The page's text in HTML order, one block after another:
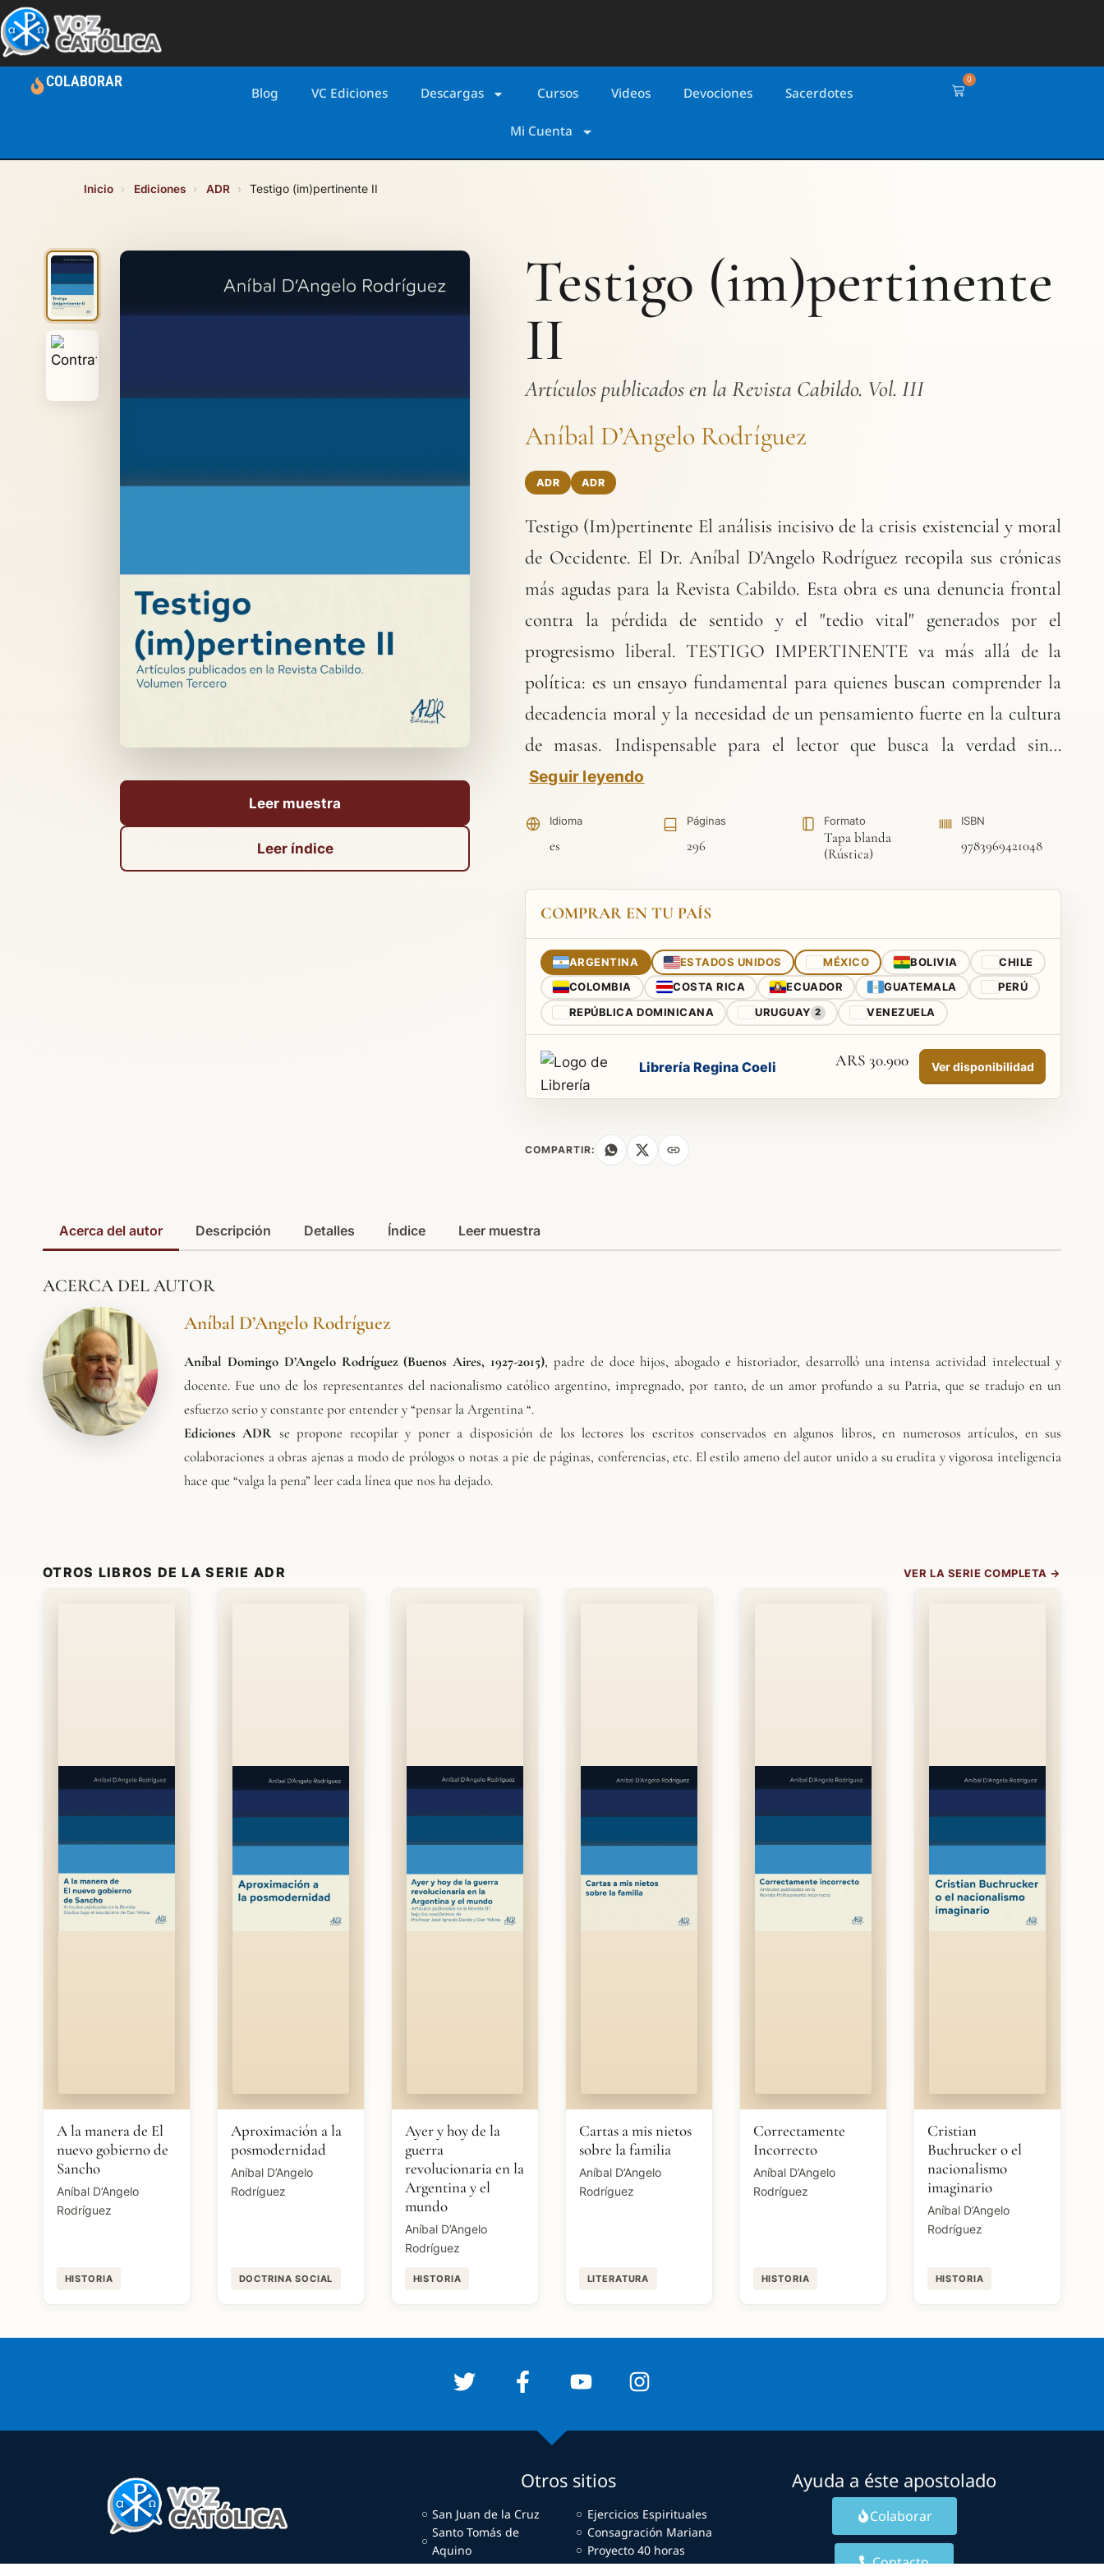
COLABORAR
Blog VC Ediciones Descargas Cursos Videos Devociones Sacerdotes
Mi Cuenta
0
Inicio › Ediciones › ADR › Testigo (im)pertinente II
Leer muestra
Leer índice
Testigo (im)pertinente
II
Artículos publicados en la Revista Cabildo. Vol. III
Aníbal D’Angelo Rodríguez
ADR ADR
Testigo (Im)pertinente El análisis incisivo de la crisis existencial y moral
de Occidente. El Dr. Aníbal D'Angelo Rodríguez recopila sus crónicas
más agudas para la Revista Cabildo. Esta obra es una denuncia frontal
contra la pérdida de sentido y el "tedio vital" generados por el
progresismo liberal. TESTIGO IMPERTINENTE va más allá de la
política: es un ensayo fundamental para quienes buscan comprender la
decadencia moral y la necesidad de un pensamiento fuerte en la cultura
de masas. Indispensable para el lector que busca la verdad sin…
Seguir leyendo
Idioma
es
Páginas
296
Formato
Tapa blanda
(Rústica)
ISBN
9783969421048
COMPRAR EN TU PAÍS
ARGENTINA ESTADOS UNIDOS MÉXICO BOLIVIA CHILE
COLOMBIA COSTA RICA ECUADOR GUATEMALA PERÚ
REPÚBLICA DOMINICANA URUGUAY 2 VENEZUELA
Librería Regina Coeli ARS 30.900 Ver disponibilidad
COMPARTIR:
Acerca del autor Descripción Detalles Índice Leer muestra
ACERCA DEL AUTOR
Aníbal D’Angelo Rodríguez
Aníbal Domingo D’Angelo Rodríguez (Buenos Aires, 1927-2015), padre de doce hijos, abogado e historiador, desarrolló una intensa actividad intelectual y
docente. Fue uno de los representantes del nacionalismo católico argentino, impregnado, por tanto, de un amor profundo a su Patria, que se tradujo en un
esfuerzo serio y constante por entender y “pensar la Argentina “.
Ediciones ADR se propone recopilar y poner a disposición de los lectores los escritos conservados en algunos libros, en numerosos artículos, en sus
colaboraciones a obras ajenas a modo de prólogos o notas a pie de páginas, conferencias, etc. El estilo ameno del autor unido a su erudita y vigorosa inteligencia
hace que “valga la pena” leer cada línea que nos ha dejado.
OTROS LIBROS DE LA SERIE ADR VER LA SERIE COMPLETA →
A la manera de El
nuevo gobierno de
Sancho
Aníbal D’Angelo
Rodríguez
HISTORIA
Aproximación a la
posmodernidad
Aníbal D’Angelo
Rodríguez
DOCTRINA SOCIAL
Ayer y hoy de la
guerra
revolucionaria en la
Argentina y el
mundo
Aníbal D’Angelo
Rodríguez
HISTORIA
Cartas a mis nietos
sobre la familia
Aníbal D’Angelo
Rodríguez
LITERATURA
Correctamente
Incorrecto
Aníbal D’Angelo
Rodríguez
HISTORIA
Cristian
Buchrucker o el
nacionalismo
imaginario
Aníbal D’Angelo
Rodríguez
HISTORIA
Otros sitios
San Juan de la Cruz
Santo Tomás de
Aquino
Virgen de Luján
Ejercicios Espirituales
Consagración Mariana
Proyecto 40 horas
El Teólogo Responde
Ayuda a éste apostolado
Colaborar
Contacto